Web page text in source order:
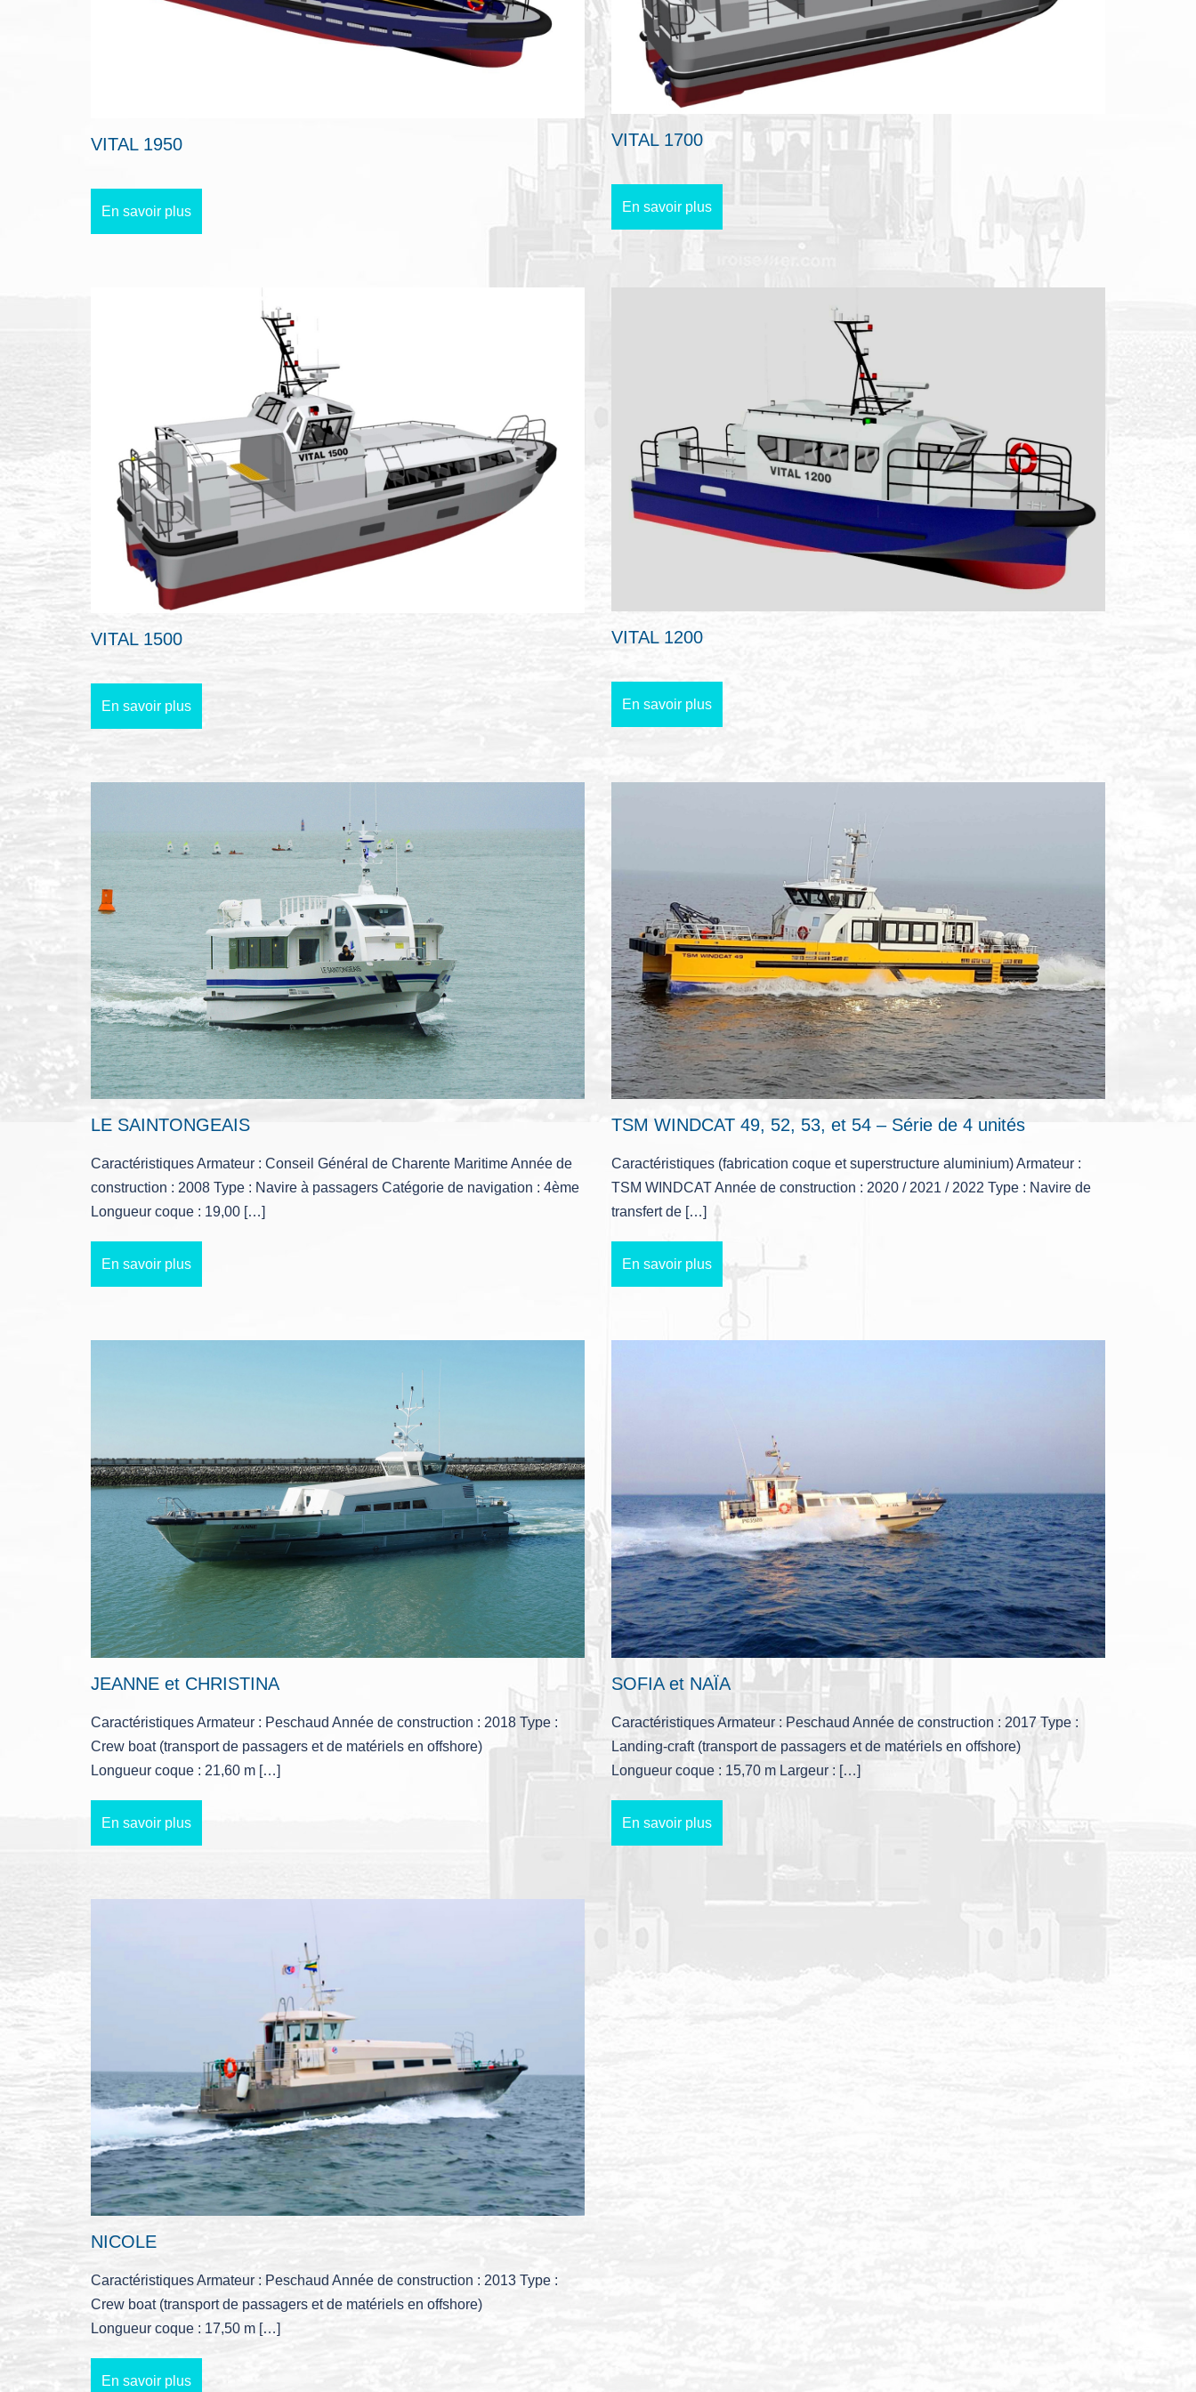
VITAL 1950
En savoir plus
VITAL 1700
En savoir plus
VITAL 1500
En savoir plus
VITAL 1200
En savoir plus
LE SAINTONGEAIS
Caractéristiques Armateur : Conseil Général de Charente Maritime Année de
construction : 2008 Type : Navire à passagers Catégorie de navigation : 4ème
Longueur coque : 19,00 […]
En savoir plus
TSM WINDCAT 49, 52, 53, et 54 – Série de 4 unités
Caractéristiques (fabrication coque et superstructure aluminium) Armateur :
TSM WINDCAT Année de construction : 2020 / 2021 / 2022 Type : Navire de
transfert de […]
En savoir plus
JEANNE et CHRISTINA
Caractéristiques Armateur : Peschaud Année de construction : 2018 Type :
Crew boat (transport de passagers et de matériels en offshore)
Longueur coque : 21,60 m […]
En savoir plus
SOFIA et NAÏA
Caractéristiques Armateur : Peschaud Année de construction : 2017 Type :
Landing-craft (transport de passagers et de matériels en offshore)
Longueur coque : 15,70 m Largeur : […]
En savoir plus
NICOLE
Caractéristiques Armateur : Peschaud Année de construction : 2013 Type :
Crew boat (transport de passagers et de matériels en offshore)
Longueur coque : 17,50 m […]
En savoir plus